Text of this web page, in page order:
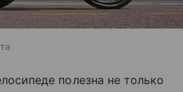
полезна не только